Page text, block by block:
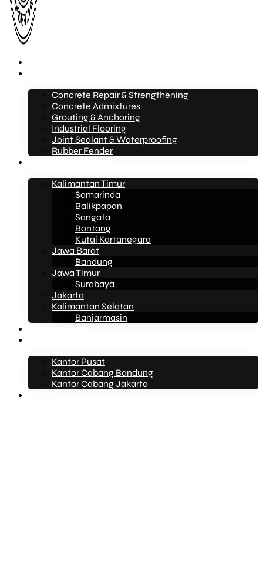
Concrete Repair & Strengthening
Concrete Admixtures
Grouting & Anchoring
Industrial Flooring
Joint Sealant & Waterproofing
Rubber Fender
Kalimantan Timur
Samarinda
Balikpapan
Sangata
Bontang
Kutai Kartanegara
Jawa Barat
Bandung
Jawa Timur
Surabaya
Jakarta
Kalimantan Selatan
Banjarmasin
Kantor Pusat
Kantor Cabang Bandung
Kantor Cabang Jakarta